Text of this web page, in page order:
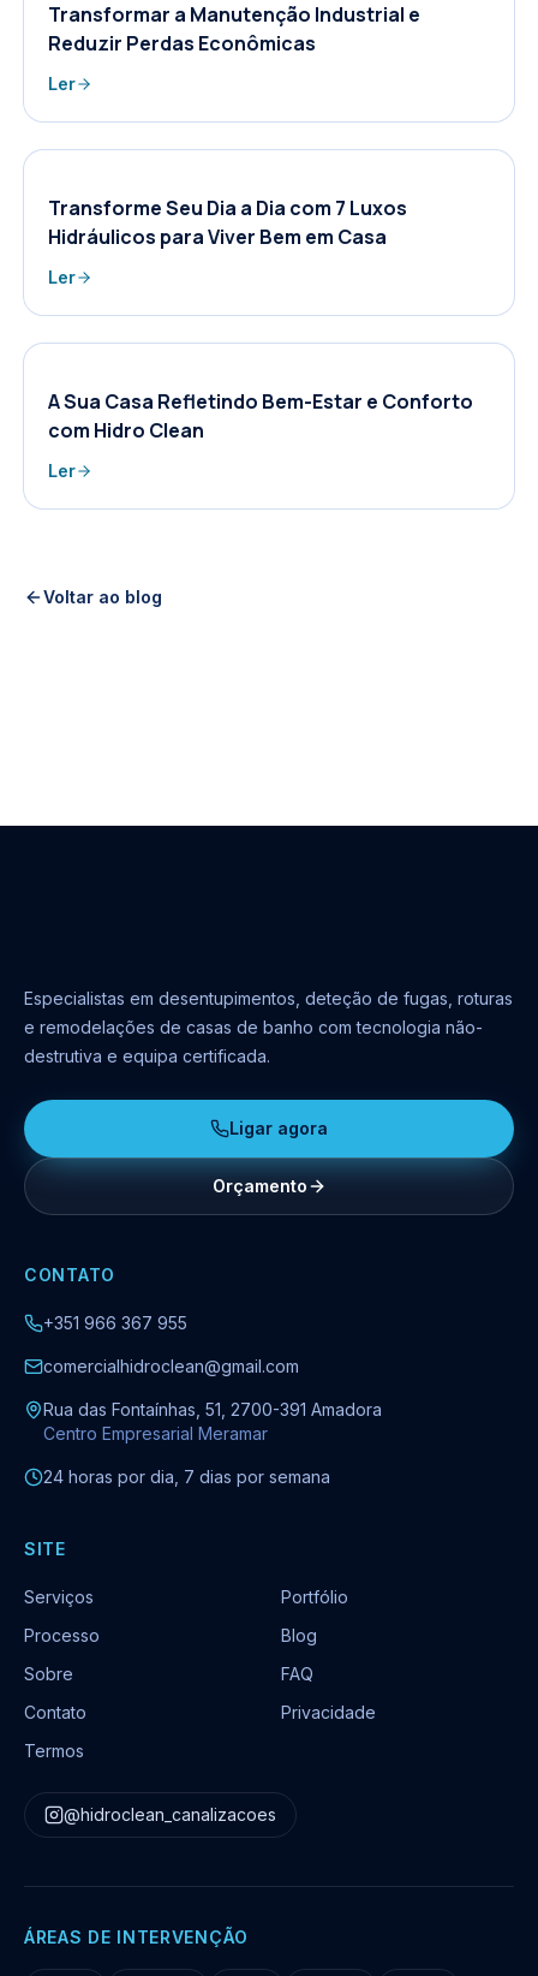
Transformar a Manutenção Industrial e
Reduzir Perdas Econômicas
Ler
Transforme Seu Dia a Dia com 7 Luxos
Hidráulicos para Viver Bem em Casa
Ler
A Sua Casa Refletindo Bem-Estar e Conforto
com Hidro Clean
Ler
Voltar ao blog
Especialistas em desentupimentos, deteção de fugas, roturas
e remodelações de casas de banho com tecnologia não-
destrutiva e equipa certificada.
Ligar agora
Orçamento
CONTATO
+351 966 367 955
comercialhidroclean@gmail.com
Rua das Fontaínhas, 51, 2700-391 Amadora
Centro Empresarial Meramar
24 horas por dia, 7 dias por semana
SITE
Serviços
Portfólio
Processo
Blog
Sobre
FAQ
Contato
Privacidade
Termos
@hidroclean_canalizacoes
ÁREAS DE INTERVENÇÃO